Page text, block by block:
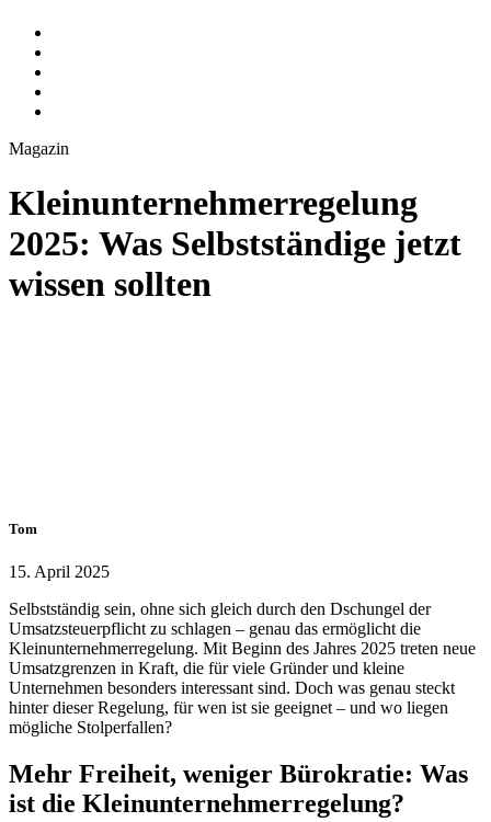
Magazin
Kleinunternehmerregelung
2025: Was Selbstständige jetzt
wissen sollten
Tom
15. April 2025
Selbstständig sein, ohne sich gleich durch den Dschungel der
Umsatzsteuerpflicht zu schlagen – genau das ermöglicht die
Kleinunternehmerregelung. Mit Beginn des Jahres 2025 treten neue
Umsatzgrenzen in Kraft, die für viele Gründer und kleine
Unternehmen besonders interessant sind. Doch was genau steckt
hinter dieser Regelung, für wen ist sie geeignet – und wo liegen
mögliche Stolperfallen?
Mehr Freiheit, weniger Bürokratie: Was
ist die Kleinunternehmerregelung?